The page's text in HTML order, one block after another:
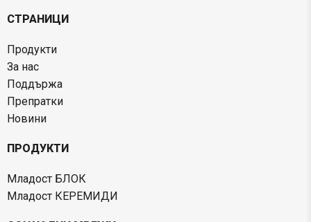
СТРАНИЦИ
Продукти
За нас
Поддържа
Препратки
Новини
ПРОДУКТИ
Младост БЛОК
Младост КЕРЕМИДИ